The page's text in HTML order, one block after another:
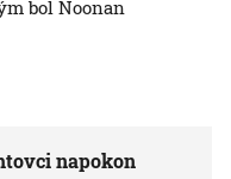
bol Noonan
napokon